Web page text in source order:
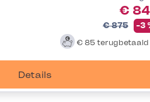
€
€ 875 -3
€ 85 terugbetaald
Details